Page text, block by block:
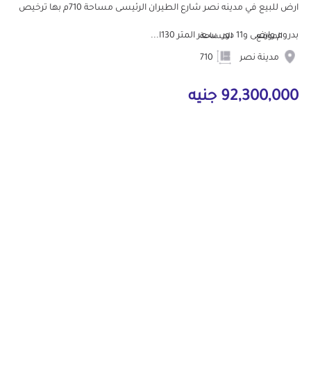
ارض للبيع في مدينه نصر شارع الطيران الرئيسى مساحة 710م بها ترخيص
بدروم وارضى و11 دور. سعر المتر 130ا...
الموقع
مدينة نصر
المساحة
92,300,000 جنيه